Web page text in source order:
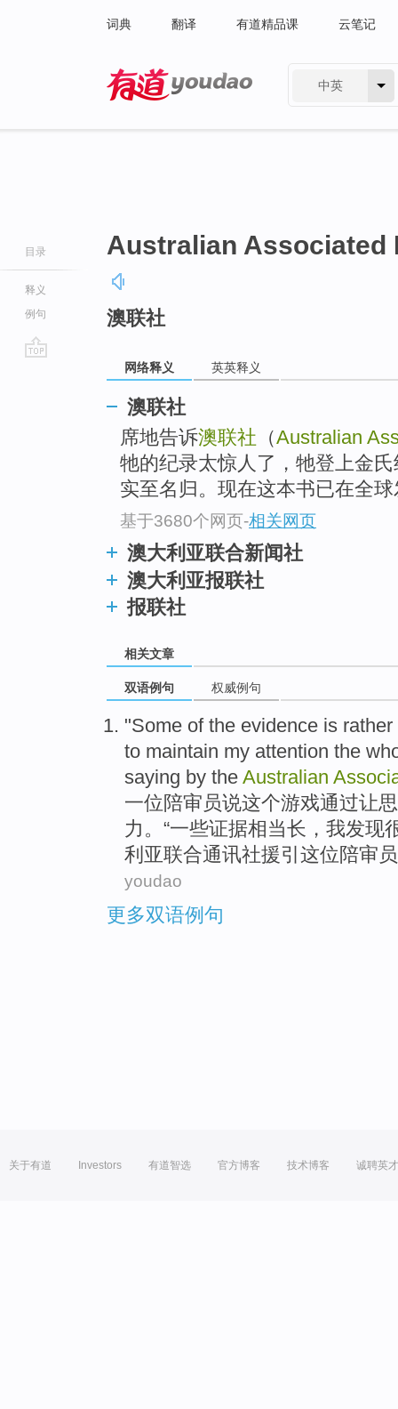
词典 翻译 有道精品课 云笔记
中英
目录
释义
例句
Australian Associated
澳联社
网络释义 英英释义
澳联社
席地告诉澳联社 （Australian
牠的纪录太惊人了，牠登上金
实至名归。现在这本书已在全
基于3680个网页-相关网页
澳大利亚联合新闻社
澳大利亚报联社
报联社
相关文章
双语例句 权威例句
"Some of the evidence is rather
to maintain my attention the
saying by the Australian
一位 陪审员说这个游戏通过让
力 。“一些证据相当长 ， 我发现
利亚联合通讯社援引这位陪审
youdao
更多双语例句
关于有道 Investors 有道智选 官方博客 技术博客 诚聘英才